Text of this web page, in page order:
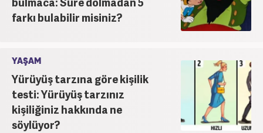
farkı bulabilir misiniz?
YAŞAM
Yürüyüş tarzına göre kişilik
testi: Yürüyüş tarzınız
kişiliğiniz hakkında ne
söylüyor?